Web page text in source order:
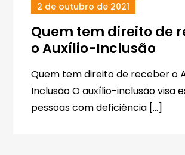
2 de outubro de 2021
Quem tem direito de
o Auxílio-Inclusão
Quem tem direito de receber o
Inclusão O auxílio-inclusão visa
pessoas com deficiência […]